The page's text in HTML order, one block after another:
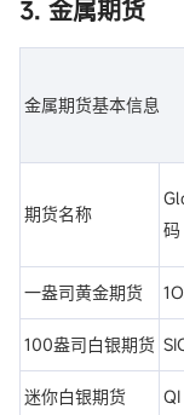
3. 金属期货
金属期货基本信息
期货名称
码
一盎司黄金期货
100盎司白银期货
迷你白银期货 QI